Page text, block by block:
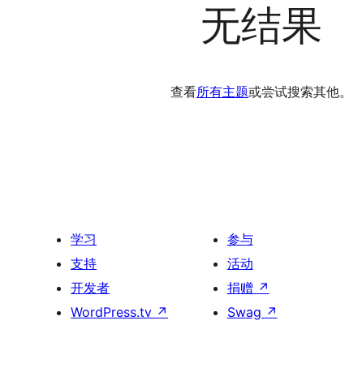
无结果
查看所有主题或尝试搜索其他。
学习
支持
开发者
WordPress.tv ↗
参与
活动
捐赠 ↗
Swag ↗